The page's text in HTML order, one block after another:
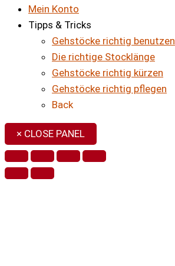
Mein Konto
Tipps & Tricks
Gehstöcke richtig benutzen
Die richtige Stocklänge
Gehstöcke richtig kürzen
Gehstöcke richtig pflegen
Back
× CLOSE PANEL